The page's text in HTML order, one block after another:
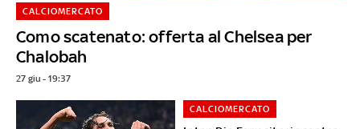
Como scatenato: offerta al Chelsea per
Chalobah
CALCIOMERCATO
27 giu - 19:37
CALCIOMERCATO